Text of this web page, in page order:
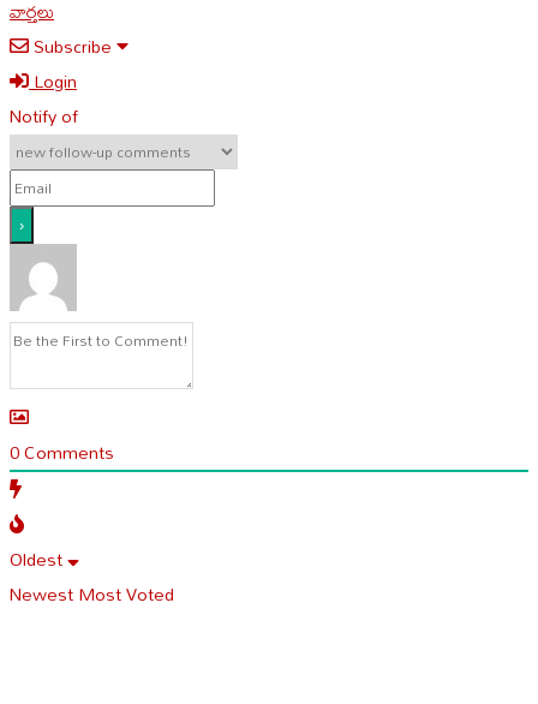
వార్తలు
Subscribe
Login
Notify of
0Comments
Oldest
NewestMost Voted